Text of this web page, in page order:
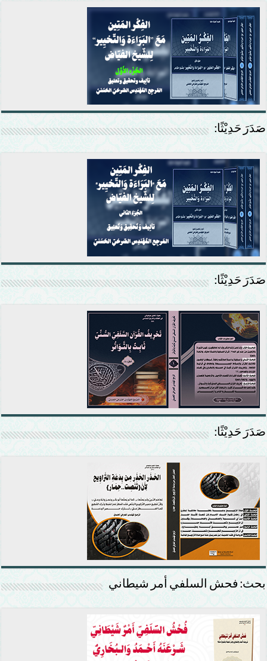
صَدَرَ حَدِيْثًا:
صَدَرَ حَدِيْثًا:
صَدَرَ حَدِيْثًا:
بحث: فحش السلفي أمر شيطاني